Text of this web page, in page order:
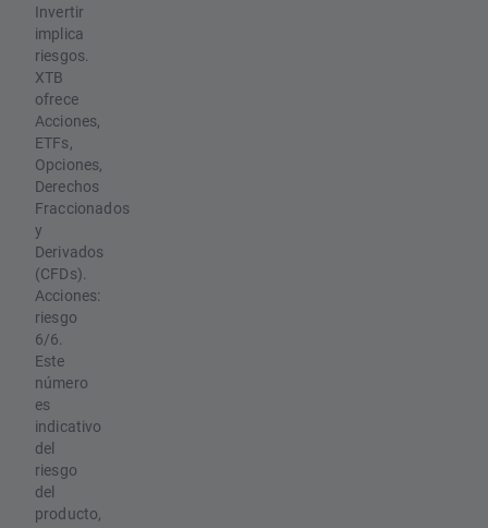
Invertir
implica
riesgos.
XTB
ofrece
Acciones,
ETFs,
Opciones,
Derechos
Fraccionados
y
Derivados
(CFDs).
Acciones:
riesgo
6/6.
Este
número
es
indicativo
del
riesgo
del
producto,